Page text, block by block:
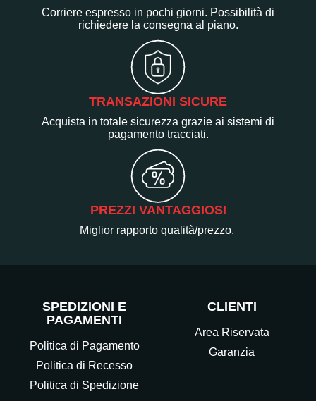
Corriere espresso in pochi giorni. Possibilità di
richiedere la consegna al piano.
TRANSAZIONI SICURE
Acquista in totale sicurezza grazie ai sistemi di
pagamento tracciati.
PREZZI VANTAGGIOSI
Miglior rapporto qualità/prezzo.
SPEDIZIONI E
PAGAMENTI
Politica di Pagamento
Politica di Recesso
Politica di Spedizione
CLIENTI
Area Riservata
Garanzia